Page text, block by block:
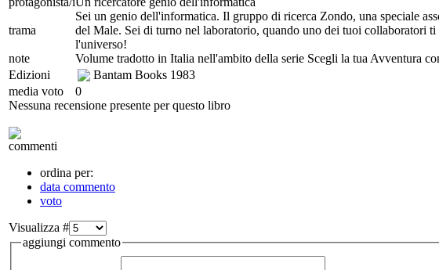
trama
Sei un genio dell'informatica. Il gruppo di ricerca Zondo, una speciale
del Male. Sei di turno nel laboratorio, quando uno dei tuoi collaboratori
l'universo!
note
Volume tradotto in Italia nell'ambito della serie Scegli la tua Avventura
Edizioni
Bantam Books 1983
media voto
0
Nessuna recensione presente per questo libro
commenti
ordina per:
data commento
voto
Visualizza #
aggiungi commento